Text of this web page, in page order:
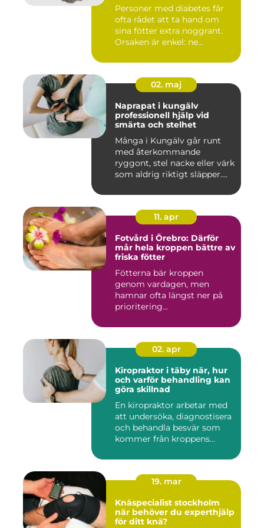
Personer med diabetes får
ofta rådet att ta hand om
sina fötter extra noggrant.
Orsaken är enkel: ne...
02. maj
Naprapat i kungälv
professionell hjälp vid
smärta och stelhet
Många i Kungälv går runt
med återkommande
ryggont, stel nacke eller värk
som aldrig riktigt släpper....
11. apr
Fotvård i Örebro: Därför
mår hela kroppen bättre av
friska fötter
Fötterna bär kroppen
genom vardagen, men
hamnar ofta längst ner på
prioritering...
02. apr
Kiropraktor i täby när, hur
och varför behandling kan
göra skillnad
En kiropraktor arbetar med
att undersöka, diagnostisera
och behandla besvär som
kommer från kroppens...
19. mar
Knäspecialist stockholm
när behöver du experthjälp
för ditt knä?